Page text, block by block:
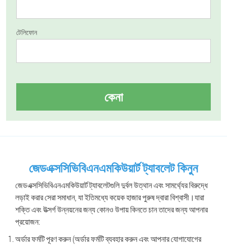
টেলিফোন
কেনা
জেডএক্সসিভিবিএনএমকিউয়ার্ট ট্যাবলেট কিনুন
জেডএক্সসিভিবিএনএমকিউয়ার্ট ট্যাবলেটগুলি দুর্বল উত্থান এবং সামর্থ্যের বিরুদ্ধে
লড়াই করার সেরা সমাধান, যা ইতিমধ্যে কয়েক হাজার পুরুষ দ্বারা বিশ্বাসী।যারা
শক্তি এবং উত্সর্গ উন্নয়নের জন্য কোনও উপায় কিনতে চান তাদের জন্য আপনার
প্রয়োজন:
অর্ডার ফর্মটি পূরণ করুন (অর্ডার ফর্মটি ব্যবহার করুন এবং আপনার যোগাযোগের